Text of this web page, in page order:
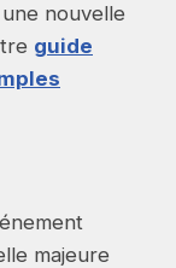
nouvelle
guide
majeure